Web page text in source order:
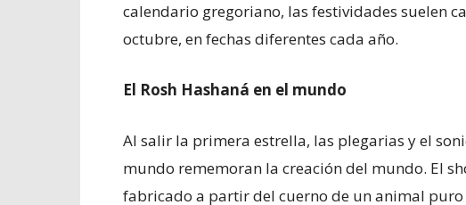
calendario gregoriano, las festividades suelen
octubre, en fechas diferentes cada año.
El Rosh Hashaná en el mundo
Al salir la primera estrella, las plegarias y el
mundo rememoran la creación del mundo. El
fabricado a partir del cuerno de un animal puro